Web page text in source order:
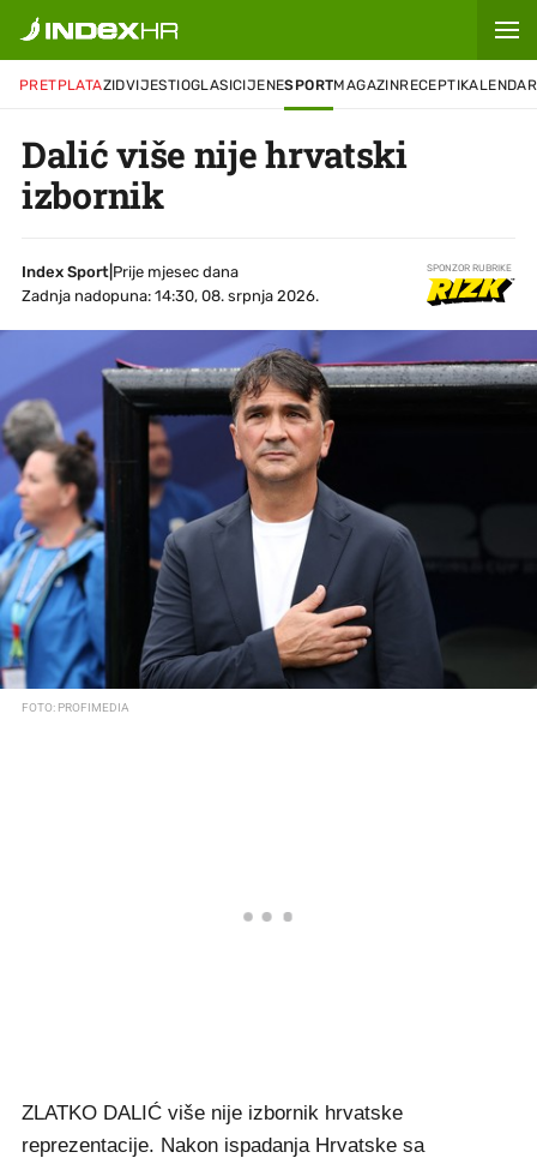
PRETPLATAZIDVIJESTIOGLASICIJENESPORTMAGAZINRECEPTIKALENDAR
Dalić više nije hrvatski
izbornik
Index Sport
Prije mjesec dana
Zadnja nadopuna: 14:30, 08. srpnja 2026.
SPONZOR RUBRIKE
FOTO: PROFIMEDIA
ZLATKO DALIĆ više nije izbornik hrvatske
reprezentacije. Nakon ispadanja Hrvatske sa